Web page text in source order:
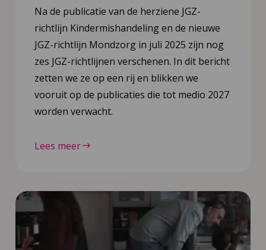
Na de publicatie van de herziene JGZ-
richtlijn Kindermishandeling en de nieuwe
JGZ-richtlijn Mondzorg in juli 2025 zijn nog
zes JGZ-richtlijnen verschenen. In dit bericht
zetten we ze op een rij en blikken we
vooruit op de publicaties die tot medio 2027
worden verwacht.
Lees meer